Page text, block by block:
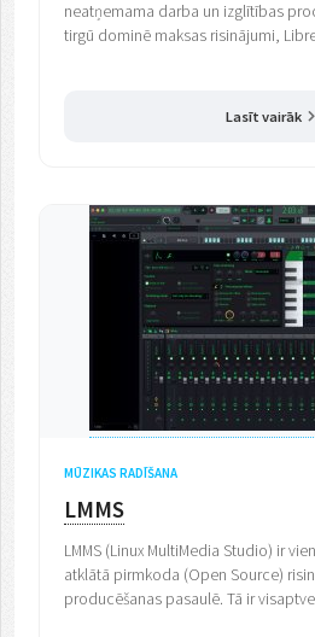
neatņemama darba un izglītības
tirgū dominē maksas risinājumi,
Lasīt vairāk
MŪZIKAS RADĪŠANA
LMMS
LMMS (Linux MultiMedia Studio) ir
atklātā pirmkoda (Open Source)
producēšanas pasaulē. Tā ir